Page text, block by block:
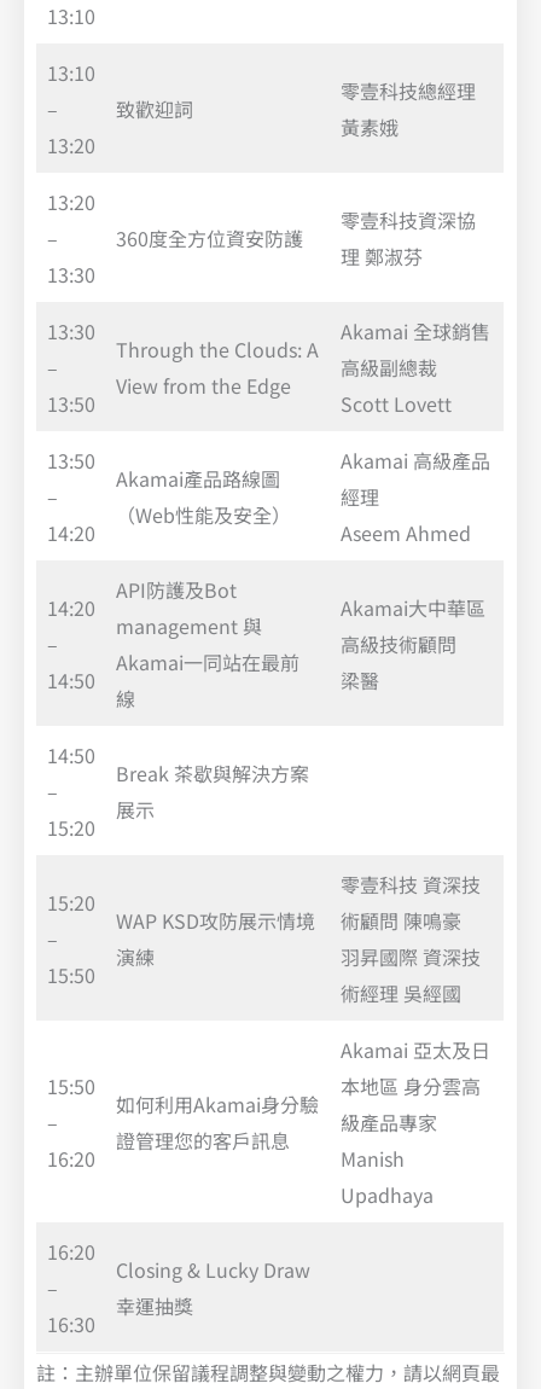
13:10
13:10
–
13:20
致歡迎詞
零壹科技總經理
黃素娥
13:20
–
13:30
360度全方位資安防護
零壹科技資深協
理 鄭淑芬
13:30
–
13:50
Through the Clouds: A
View from the Edge
Akamai 全球銷售
高級副總裁
Scott Lovett
13:50
–
14:20
Akamai產品路線圖
（Web性能及安全）
Akamai 高級產品
經理
Aseem Ahmed
14:20
–
14:50
API防護及Bot
management 與
Akamai一同站在最前
線
Akamai大中華區
高級技術顧問
梁醫
14:50
–
15:20
Break 茶歇與解決方案
展示
15:20
–
15:50
WAP KSD攻防展示情境
演練
零壹科技 資深技
術顧問 陳鳴豪
羽昇國際 資深技
術經理 吳經國
15:50
–
16:20
如何利用Akamai身分驗
證管理您的客戶訊息
Akamai 亞太及日
本地區 身分雲高
級產品專家
Manish
Upadhaya
16:20
–
16:30
Closing & Lucky Draw
幸運抽獎
註：主辦單位保留議程調整與變動之權力，請以網頁最